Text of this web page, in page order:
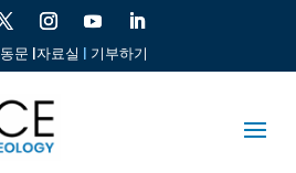
동문 |자료실 | 기부하기